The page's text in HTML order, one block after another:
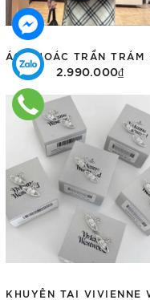
2.990.000₫
Tùy chọn